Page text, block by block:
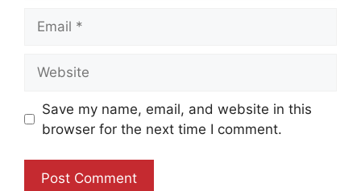
Save my name, email, and website in this
browser for the next time I comment.